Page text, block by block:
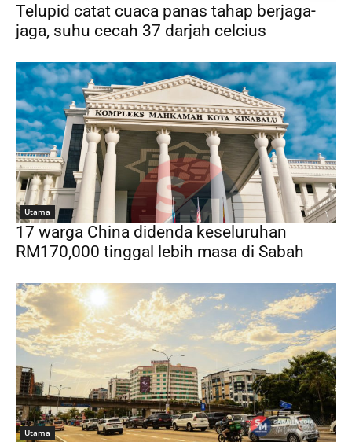
Telupid catat cuaca panas tahap berjaga-
jaga, suhu cecah 37 darjah celcius
Utama
17 warga China didenda keseluruhan
RM170,000 tinggal lebih masa di Sabah
Utama